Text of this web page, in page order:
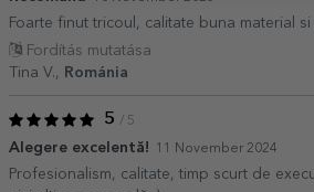
Foarte finut tricoul, calitate buna material
Fordítás mutatása
Tina V.,
Románia
5 / 5
Alegere excelentă! 11 November 2024
Profesionalism, calitate, timp scurt de